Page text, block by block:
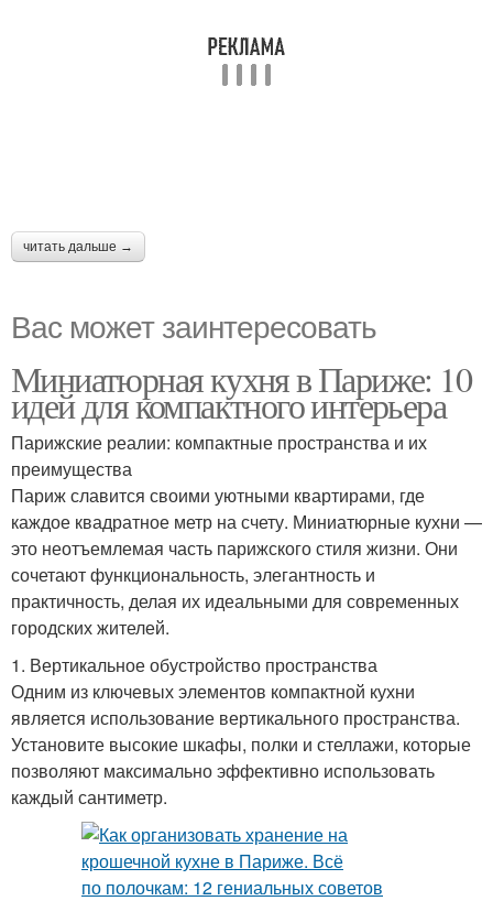
читать дальше →
Вас может заинтересовать
Миниатюрная кухня в Париже: 10
идей для компактного интерьера
Парижские реалии: компактные пространства и их
преимущества
Париж славится своими уютными квартирами, где
каждое квадратное метр на счету. Миниатюрные кухни —
это неотъемлемая часть парижского стиля жизни. Они
сочетают функциональность, элегантность и
практичность, делая их идеальными для современных
городских жителей.
1. Вертикальное обустройство пространства
Одним из ключевых элементов компактной кухни
является использование вертикального пространства.
Установите высокие шкафы, полки и стеллажи, которые
позволяют максимально эффективно использовать
каждый сантиметр.